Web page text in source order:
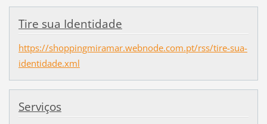
Tire sua Identidade
https://shoppingmiramar.webnode.com.pt/rss/tire-sua-
identidade.xml
Serviços